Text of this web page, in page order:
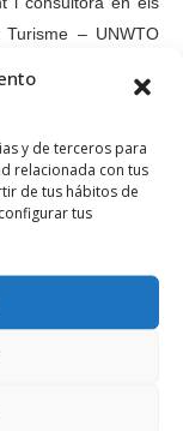
y de terceros para
relacionada con tus
de tus hábitos de
tus
Turisme – UNWTO
a través del